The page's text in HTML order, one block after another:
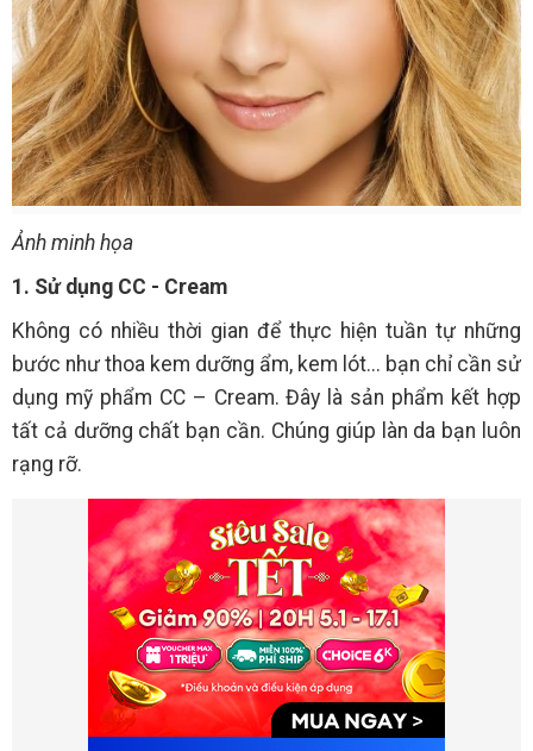
Ảnh minh họa
1. Sử dụng CC - Cream
Không có nhiều thời gian để thực hiện tuần tự những
bước như thoa kem dưỡng ẩm, kem lót... bạn chỉ cần sử
dụng mỹ phẩm CC – Cream. Đây là sản phẩm kết hợp
tất cả dưỡng chất bạn cần. Chúng giúp làn da bạn luôn
rạng rỡ.